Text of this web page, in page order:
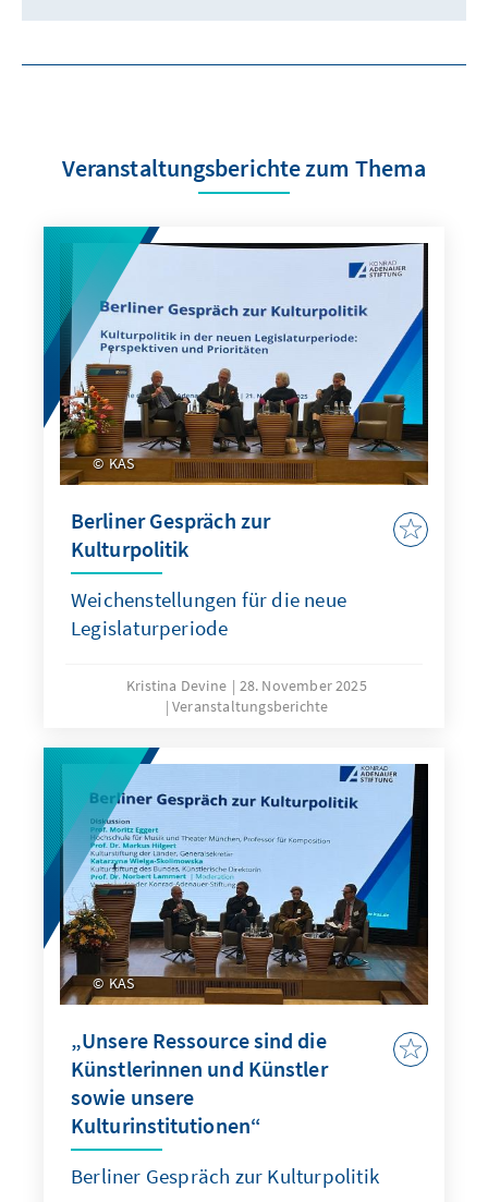
Veranstaltungsberichte zum Thema
KAS
Berliner Gespräch zur
Kulturpolitik
Weichenstellungen für die neue
Legislaturperiode
Kristina Devine
28. November 2025
Veranstaltungsberichte
KAS
„Unsere Ressource sind die
Künstlerinnen und Künstler
sowie unsere
Kulturinstitutionen“
Berliner Gespräch zur Kulturpolitik